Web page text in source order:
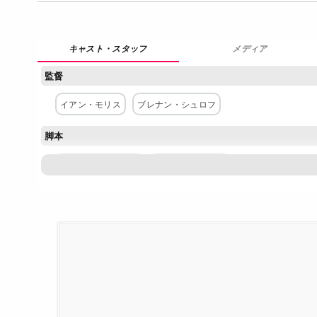
メディア
監督
イアン・モリス ブレナン・シュロフ
脚本